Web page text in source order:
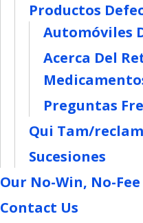
Productos
Automóviles
Acerca Del
Preguntas
Qui Tam/
Sucesiones
Our No-Win, No-
Contact Us